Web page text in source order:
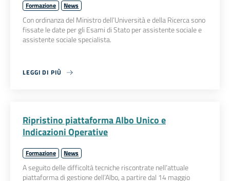
Formazione News
Con ordinanza del Ministro dell’Università e della Ricerca sono
fissate le date per gli Esami di Stato per assistente sociale e
assistente sociale specialista.
LEGGI DI PIÙ
Ripristino piattaforma Albo Unico e
Indicazioni Operative
Formazione News
A seguito delle difficoltà tecniche riscontrate nell’attuale
piattaforma di gestione dell’Albo, a partire dal 14 maggio